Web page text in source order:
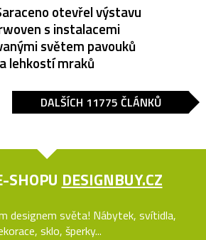
otevřel výstavu
s instalacemi
světem pavouků
a lehkostí mraků
DALŠÍCH 11775 ČLÁNKŮ
SHOPU DESIGNBUY.CZ
designem světa! Nábytek, svítidla,
sklo, šperky...